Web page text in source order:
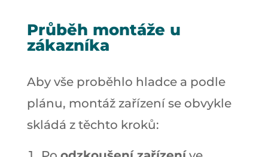
Průběh montáže u
zákazníka
Aby vše proběhlo hladce a podle
plánu, montáž zařízení se obvykle
skládá z těchto kroků: